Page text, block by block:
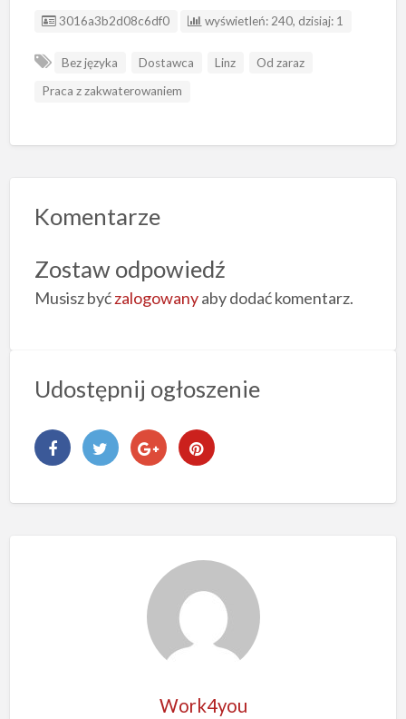
ID ogłoszenia
3016a3b2d08c6df0 wyświetleń: 240, dzisiaj: 1
Bez języka Dostawca Linz
Od zaraz
Praca z zakwaterowaniem
Komentarze
Zostaw odpowiedź
Musisz byćzalogowanyaby dodać komentarz.
Udostępnij ogłoszenie
Work4you